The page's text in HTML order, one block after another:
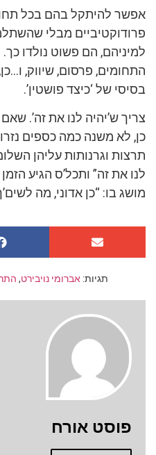
אפשר להיתקל בהם בכל
פרודוקטיביים מבלי
למיניהם, הם פשוט נולדו
התחומים, פרסום, שיווק,
בסיסי של ‘כיצד פושטין’.
צריך ש’יהיה לנו את זה’.
כן, לא משנה כמה כספים
תרצות וגרנותות עליהן
לנו את זה” ותכל’ס הגיע
מושג בו: “כן אדוני, מה
תגיות: אברומי נויבירט,
פוסט אורח